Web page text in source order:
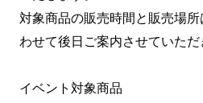
対象商品の販売時間と販売場
わせて後日ご案内させていただ
イベント対象商品